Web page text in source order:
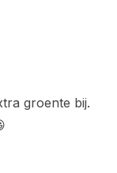
groente bij.